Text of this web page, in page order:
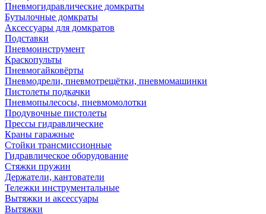
Пневмогидравлические домкраты
Бутылочные домкраты
Аксессуары для домкратов
Подставки
Пневмоинструмент
Краскопульты
Пневмогайковёрты
Пневмодрели, пневмотрещётки, пневмомашинки
Пистолеты подкачки
Пневмопылесосы, пневмомолотки
Продувочные пистолеты
Прессы гидравлические
Краны гаражные
Стойки трансмиссионные
Гидравлическое оборудование
Стяжки пружин
Держатели, кантователи
Тележки инструментальные
Вытяжки и аксессуары
Вытяжки